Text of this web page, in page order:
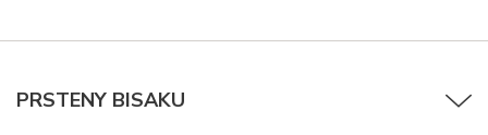
PRSTENY BISAKU